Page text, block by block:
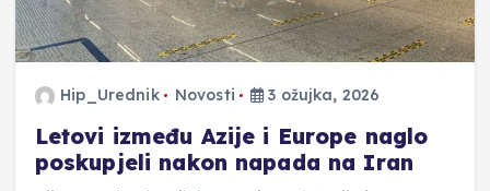
Hip_Urednik Novosti 3 ožujka, 2026
Letovi između Azije i Europe naglo
poskupjeli nakon napada na Iran